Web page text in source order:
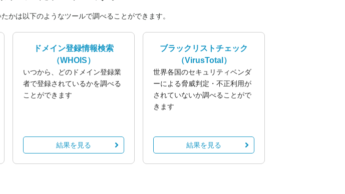
かは以下のようなツールで調べることができます。
ドメイン登録情報検索
（WHOIS）
いつから、どのドメイン登録業
者で登録されているかを調べる
ことができます
結果を見る
ブラックリストチェック
（VirusTotal）
世界各国のセキュリティベンダ
ーによる脅威判定・不正利用が
されていないか調べることがで
きます
結果を見る